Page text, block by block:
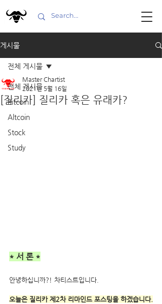
게시물
전체 게시물
Bitcoin
Altcoin
Stock
Study
전체 게시물
[질리카] 질리카 혹은 유래카?
Master Chartist
2021년 5월 16일
* 서 론 *
안녕하십니까?! 차티스트입니다.
오늘은 질리카 제2차 리마인드 포스팅을 하겠습니다.